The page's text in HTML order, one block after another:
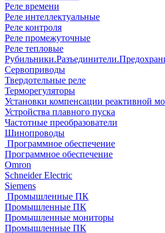
Реле времени
Реле интеллектуальные
Реле контроля
Реле промежуточные
Реле тепловые
Сервоприводы
Твердотельные реле
Терморегуляторы
Установки компенсации реактивной
Устройства плавного пуска
Частотные преобразователи
Шинопроводы
Программное обеспечение
Программное обеспечение
Omron
Schneider Electric
Siemens
Промышленные ПК
Промышленные ПК
Промышленные мониторы
Промышленные ПК